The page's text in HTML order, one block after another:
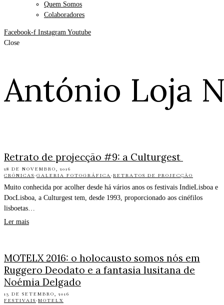
Quem Somos
Colaboradores
Facebook-f Instagram Youtube
Close
António Loja
Retrato de projecção #9: a Culturgest
28 DE NOVEMBRO, 2016
CRÓNICAS·GALERIA FOTOGRÁFICA·RETRATOS DE PROJECÇÃO
Muito conhecida por acolher desde há vários anos os festivais IndieLisboa e
DocLisboa, a Culturgest tem, desde 1993, proporcionado aos cinéfilos
lisboetas…
Ler mais
MOTELX 2016: o holocausto somos nós em
Ruggero Deodato e a fantasia lusitana de
Noémia Delgado
13 DE SETEMBRO, 2016
FESTIVAIS·MOTELX